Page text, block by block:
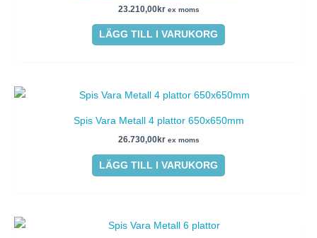
23.210,00kr ex moms
LÄGG TILL I VARUKORG
Spis Vara Metall 4 plattor 650x650mm
26.730,00kr ex moms
LÄGG TILL I VARUKORG